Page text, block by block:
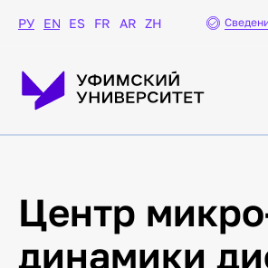
РУ EN ES FR AR ZH
Центр
динамики